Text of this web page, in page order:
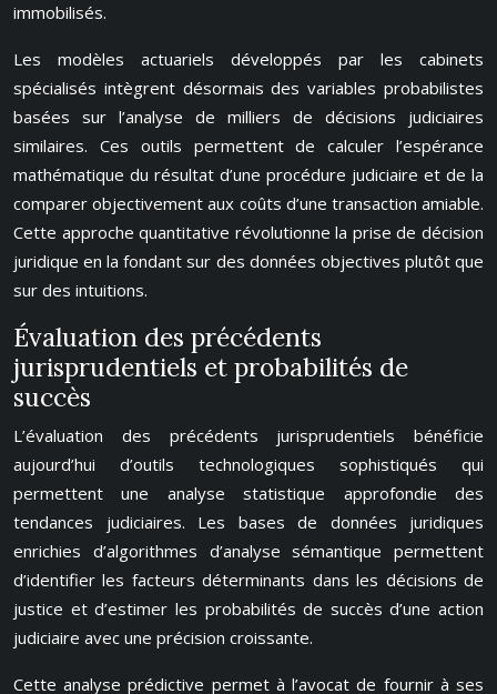
immobilisés.
Les modèles actuariels développés par les cabinets
spécialisés intègrent désormais des variables probabilistes
basées sur l’analyse de milliers de décisions judiciaires
similaires. Ces outils permettent de calculer l’espérance
mathématique du résultat d’une procédure judiciaire et de la
comparer objectivement aux coûts d’une transaction amiable.
Cette approche quantitative révolutionne la prise de décision
juridique en la fondant sur des données objectives plutôt que
sur des intuitions.
Évaluation des précédents
jurisprudentiels et probabilités de
succès
L’évaluation des précédents jurisprudentiels bénéficie
aujourd’hui d’outils technologiques sophistiqués qui
permettent une analyse statistique approfondie des
tendances judiciaires. Les bases de données juridiques
enrichies d’algorithmes d’analyse sémantique permettent
d’identifier les facteurs déterminants dans les décisions de
justice et d’estimer les probabilités de succès d’une action
judiciaire avec une précision croissante.
Cette analyse prédictive permet à l’avocat de fournir à ses